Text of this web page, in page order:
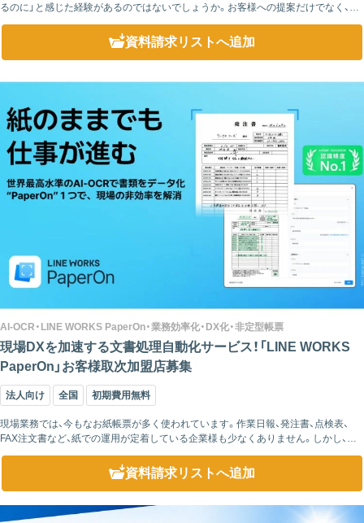
るのに」と感じた経験があるのではないでしょうか。お客様への提案だけでなく、申
資料請求リストへ追加
AI-OCR・LINE WORKS PaperOn・業務効率化・DX化・非定型帳票
現場DXを加速する文書処理自動化サービス！「LINE WORKS
PaperOn」お客様取次加盟店募集
法人向け 全国 初期費用無料
現場業務では、今もなお紙帳票が多く使われています。作業日報、発注書、点検表、
FAX注文書など、紙での運用が定着している企業様も少なくありません。しかし、そ
の後に発生する「手入力作業」が、現場やバックオフィスの大きな負担になっている
資料請求リストへ追加